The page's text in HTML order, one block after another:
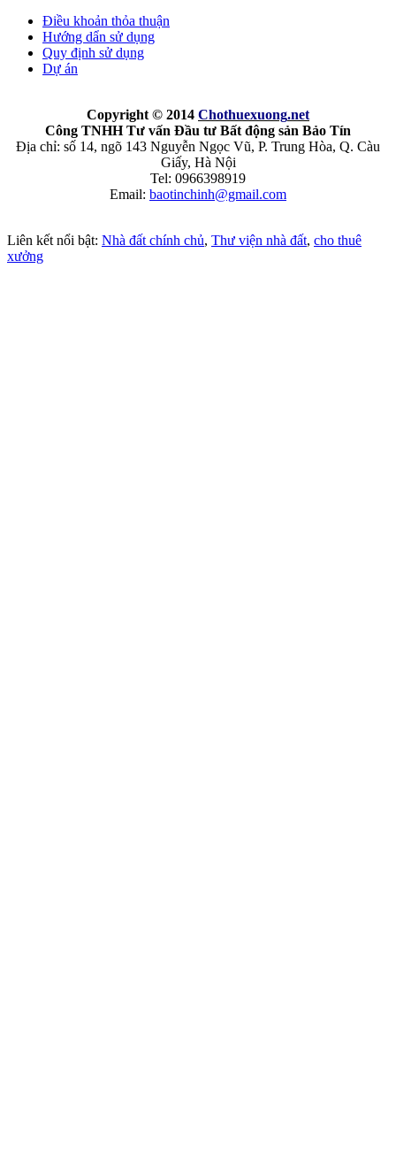
Điều khoản thỏa thuận
Hướng dẩn sử dụng
Quy định sử dụng
Dự án
Copyright © 2014 Chothuexuong.net
Công TNHH Tư vấn Đầu tư Bất động sản Bảo Tín
Địa chỉ: số 14, ngõ 143 Nguyễn Ngọc Vũ, P. Trung Hòa, Q. Càu
Giấy, Hà Nội
Tel: 0966398919
Email: baotinchinh@gmail.com
Liên kết nổi bật: Nhà đất chính chủ, Thư viện nhà đất, cho thuê
xưởng